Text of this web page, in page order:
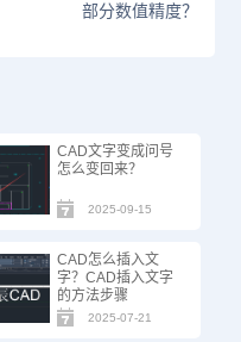
部分数值精度？
CAD文字变成问号
怎么变回来？
2025-09-15
CAD怎么插入文
字？CAD插入文字
的方法步骤
2025-07-21